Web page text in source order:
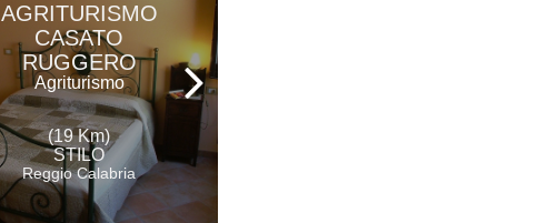
AGRITURISMO
CASATO
RUGGERO
Agriturismo
(19 Km)
STILO
Reggio Calabria